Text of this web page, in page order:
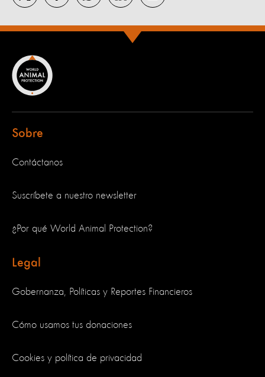
Sobre
Contáctanos
Suscríbete a nuestro newsletter
¿Por qué World Animal Protection?
Legal
Gobernanza, Políticas y Reportes Financieros
Cómo usamos tus donaciones
Cookies y política de privacidad